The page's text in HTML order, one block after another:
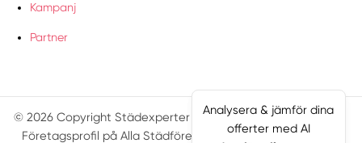
Kampanj
Partner
© 2026 Copyright Städexperter Villkor
Sajtkarta
Företagsprofil på Alla Städföretag
Smartproduktion
Analysera & jämför dina
offerter med AI